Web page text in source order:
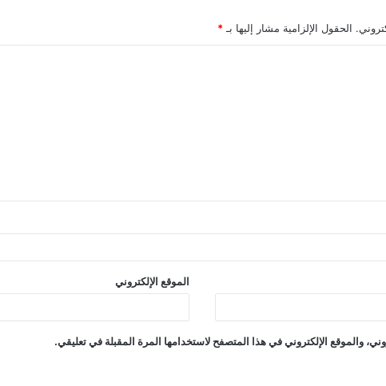
الحقول الإلزامية مشار إليها بـ *
الموقع الإلكتروني
والموقع الإلكتروني في هذا المتصفح لاستخدامها المرة المقبلة في تعليقي.